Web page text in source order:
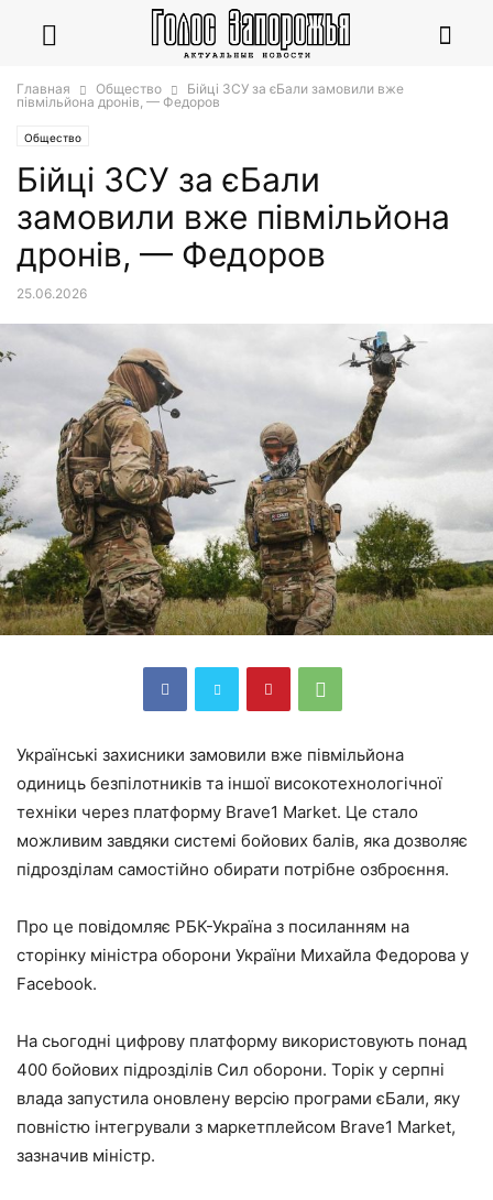
Главная Общество
Бійці ЗСУ за єБали замовили вже
півмільйона дронів, — Федоров
Общество
Бійці ЗСУ за єБали
замовили вже півмільйона
дронів, — Федоров
25.06.2026
Українські захисники замовили вже півмільйона
одиниць безпілотників та іншої високотехнологічної
техніки через платформу Brave1 Market. Це стало
можливим завдяки системі бойових балів, яка дозволяє
підрозділам самостійно обирати потрібне озброєння.
Про це повідомляє РБК-Україна з посиланням на
сторінку міністра оборони України Михайла Федорова у
Facebook.
На сьогодні цифрову платформу використовують понад
400 бойових підрозділів Сил оборони. Торік у серпні
влада запустила оновлену версію програми єБали, яку
повністю інтегрували з маркетплейсом Brave1 Market,
зазначив міністр.